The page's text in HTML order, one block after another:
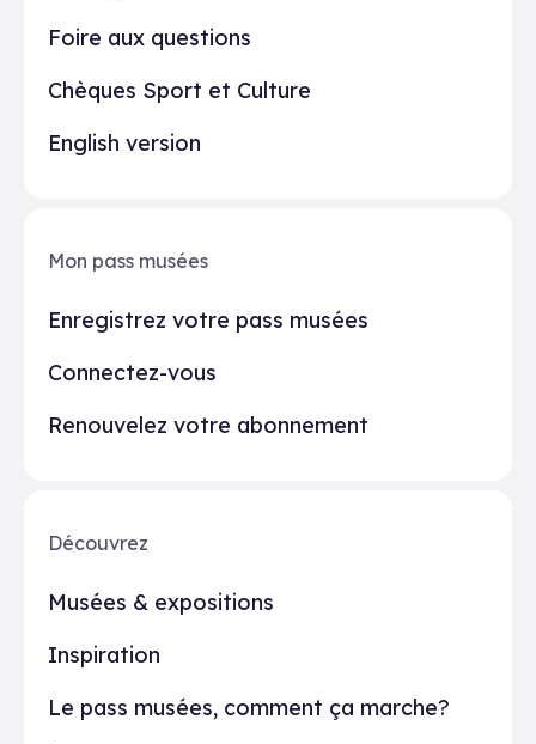
Foire aux questions
Chèques Sport et Culture
English version
Découvrez
Musées & expositions
Inspiration
Le pass musées, comment ça marche?
Mon pass musées
Enregistrez votre pass musées
Connectez-vous
Renouvelez votre abonnement